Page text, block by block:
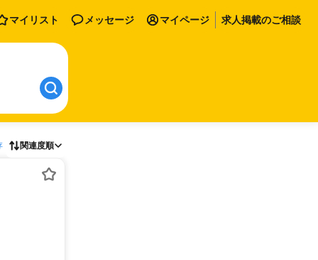
マイリスト メッセージ マイページ 求人掲載のご相談
関連度順